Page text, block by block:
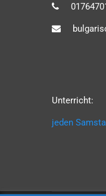
Unterricht:
jeden